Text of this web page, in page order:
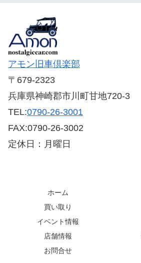
アモン旧車倶楽部
〒679-2323
兵庫県神崎郡市川町甘地720-3
TEL:0790-26-3001
FAX:0790-26-3002
定休日：月曜日
ホーム
買い取り
イベント情報
店舗情報
お問合せ